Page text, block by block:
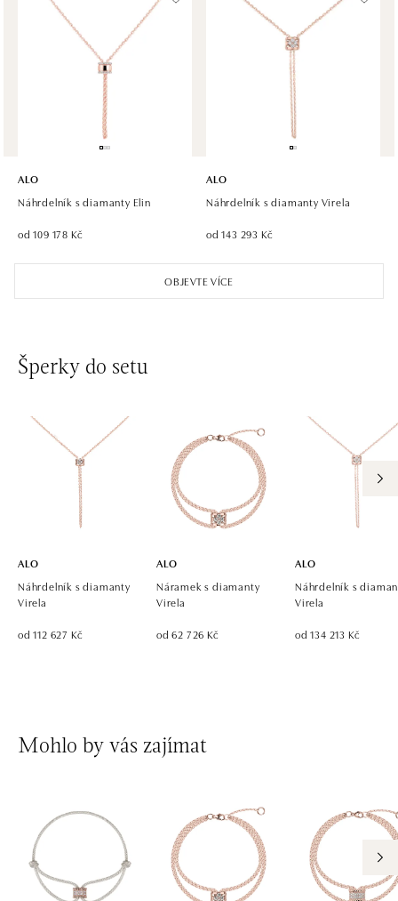
ALO diamonds, Westfield, Praha 4 - Chodov
Roztylská 2321/19, 148 00 Praha 4 - Chodov
tel.: +420 773 585 559, +420 730 802 800
dnes otevřeno do 21:00
ALO diamonds Hilton, Košice
dnes otevřeno do 15:00
ALO diamonds OC Aupark, Bratislava
Einsteinova 18, 851 01 Bratislava
tel.: +421 917 090 891
ALO diamonds OC Avion, Bratislava
dnes otevřeno do 21:00
ALO diamonds OC Eurovea, Bratislava
Pribinova 8, 811 09 Bratislava
tel.: +421 917 090 700, +421 918 777 670
OBJEVTE VÍCE
ALO
Náhrdelník s diamanty Elin
od 109 178 Kč
ALO
Náhrdelník s diamanty Virela
od 143 293 Kč
Šperky do setu
ALO
Náhrdelník s diamanty
Virela
od 112 627 Kč
ALO
Náramek s diamanty
Virela
od 62 726 Kč
ALO
Náhrdelník s
Virela
od 134 213 Kč
Mohlo by vás zajímat